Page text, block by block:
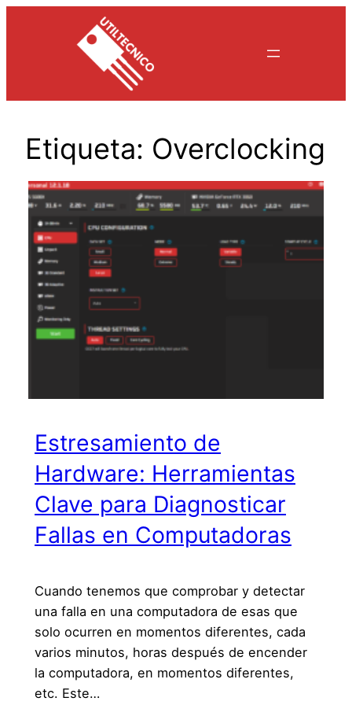
Etiqueta: Overclocking
Estresamiento de
Hardware: Herramientas
Clave para Diagnosticar
Fallas en Computadoras
Cuando tenemos que comprobar y detectar
una falla en una computadora de esas que
solo ocurren en momentos diferentes, cada
varios minutos, horas después de encender
la computadora, en momentos diferentes,
etc. Este…